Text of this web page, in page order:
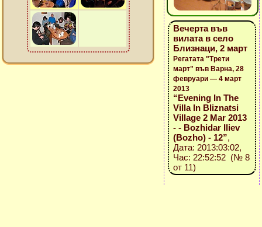
Вечерта във
вилата в село
Близнаци, 2 март
Регатата "Трети
март" във Варна, 28
февруари — 4 март
2013
“Evening In The
Villa In Bliznatsi
Village 2 Mar 2013
- - Bozhidar Iliev
(Bozho) - 12”,
Дата: 2013:03:02,
Час: 22:52:52 (№ 8
от 11)